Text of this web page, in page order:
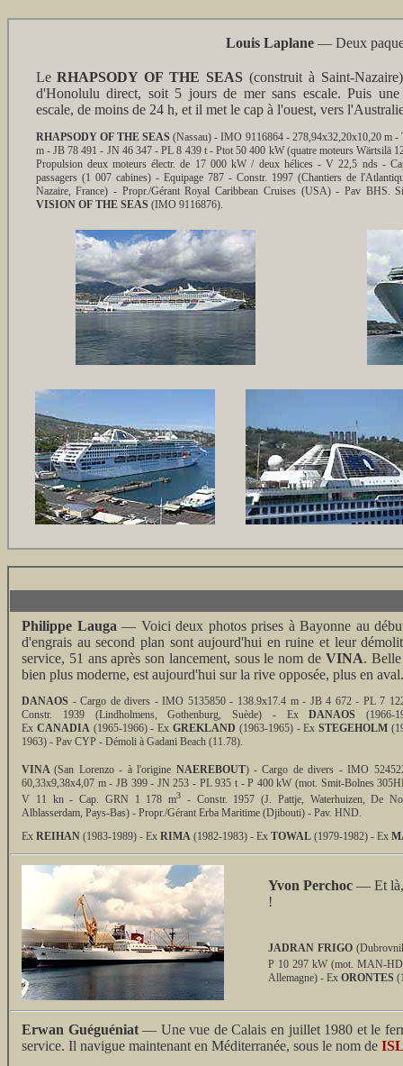
Louis Laplane— Deux
LeRHAPSODY OF THE SEAS (construit à Saint-
d'Honolulu direct, soit 5 jours de mer sans escale. Puis une
escale, de moins de 24 h, et il met le cap à l'ouest, vers
RHAPSODY OF THE SEAS (Nassau) - IMO 9116864 - 278,94x32,20x10,20 m -
m - JB 78 491 - JN 46 347 - PL 8 439 t - Ptot 50 400 kW (quatre moteurs Wärtsilä
Propulsion deux moteurs électr. de 17 000 kW / deux hélices - V 22,5 nds -
passagers (1 007 cabines) - Equipage 787 - Constr. 1997 (Chantiers de
Nazaire, France) - Propr./Gérant Royal Caribbean Cruises (USA) - Pav BHS.
VISION OF THE SEAS (IMO 9116876).
Philippe Lauga — Voici deux photos prises à Bayonne au
d'engrais au second plan sont aujourd'hui en ruine et leur
service, 51 ans après son lancement, sous le nom de VINA.
bien plus moderne, est aujourd'hui sur la rive opposée, plus en aval.
DANAOS - Cargo de divers - IMO 5135850 - 138.9x17.4 m - JB 4 672 - PL 7
Constr. 1939 (Lindholmens, Gothenburg, Suède) - ExDANAOS (1966-
Ex CANADIA(1965-1966) - ExGREKLAND (1963-1965) - ExSTEGEHOLM
1963) - Pav CYP - Démoli à Gadani Beach (11.78).
VINA(San Lorenzo - à l'origine NAEREBOUT) - Cargo de divers - IMO
60,33x9,38x4,07 m - JB 399 - JN 253 - PL 935 t - P 400 kW (mot. Smit-Bolnes
V 11 kn - Cap. GRN 1 178 m3
- Constr. 1957 (J. Pattje, Waterhuizen, De
Alblasserdam, Pays-Bas) - Propr./Gérant Erba Maritime (Djibouti) - Pav. HND.
Ex REIHAN (1983-1989) - Ex RIMA (1982-1983) - Ex TOWAL (1979-1982) - Ex
Yvon Perchoc — Et là,
!
JADRAN FRIGO
P 10 297 kW (mot. MAN-
Allemagne) - Ex ORONTES
Erwan Guéguéniat— Une vue de Calais en juillet 1980 et le
service. Il navigue maintenant en Méditerranée, sous le nom de